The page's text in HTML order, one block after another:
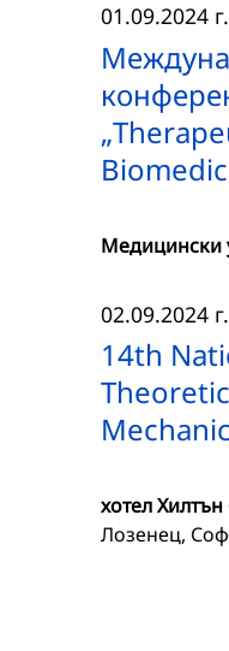
01.09.2024 г.
Медицински
14th
02.09.2024 г.
хотел Хилтън
Лозенец,